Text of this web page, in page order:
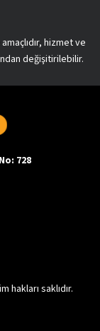
hizmet ve
değişitirilebilir.
728
saklıdır.